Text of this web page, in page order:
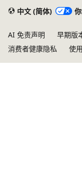
中文 (简体)
AI 免责声明 早期版
消费者健康隐私
使